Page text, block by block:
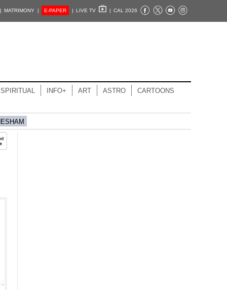
MATRIMONY | E-PAPER | LIVE TV | CAL 2026
SPIRITUAL INFO+ ART ASTRO CARTOONS